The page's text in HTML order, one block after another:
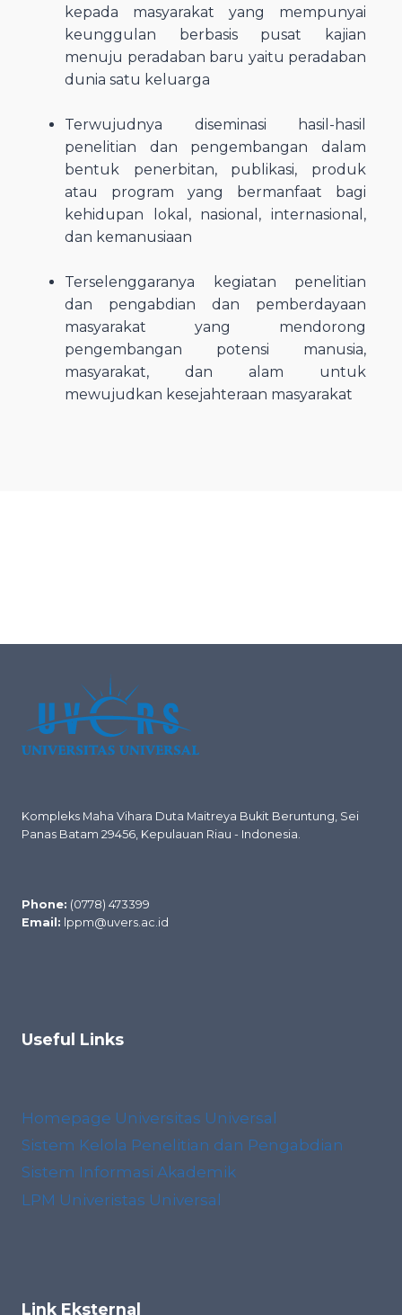
kepada masyarakat yang mempunyai
keunggulan berbasis pusat kajian
menuju peradaban baru yaitu peradaban
dunia satu keluarga
Terwujudnya diseminasi hasil-hasil
penelitian dan pengembangan dalam
bentuk penerbitan, publikasi, produk
atau program yang bermanfaat bagi
kehidupan lokal, nasional, internasional,
dan kemanusiaan
Terselenggaranya kegiatan penelitian
dan pengabdian dan pemberdayaan
masyarakat yang mendorong
pengembangan potensi manusia,
masyarakat, dan alam untuk
mewujudkan kesejahteraan masyarakat
Kompleks Maha Vihara Duta Maitreya Bukit Beruntung, Sei
Panas Batam 29456, Kepulauan Riau - Indonesia.
Phone: (0778) 473399
Email: lppm@uvers.ac.id
Useful Links
Homepage Universitas Universal
Sistem Kelola Penelitian dan Pengabdian
Sistem Informasi Akademik
LPM Univeristas Universal
Link Eksternal